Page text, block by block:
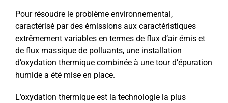
Pour résoudre le problème environnemental,
caractérisé par des émissions aux caractéristiques
extrêmement variables en termes de flux d’air émis et
de flux massique de polluants, une installation
d’oxydation thermique combinée à une tour d’épuration
humide a été mise en place.
L’oxydation thermique est la technologie la plus